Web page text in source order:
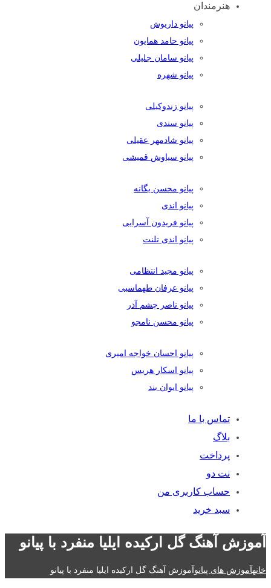
هنرمندان
پیانو داریوش
پیانو حامد همایون
پیانو سامان جلیلی
پیانو شهره
پیانو زندوکیلی
پیانو سندی
پیانو شادمهر عقیلی
پیانو سیاوش قمیشی
پیانو محسن یگانه
پیانو اندی
پیانو فریدون آسرایی
پیانو اندی تلنت
پیانو مجید انتظامی
پیانو عرفان طهماسبی
پیانو ناصر چشم آذر
پیانو محسن نامجو
پیانو احسان خواجه امیری
پیانو اسکار هریس
پیانو ایوان بند
تماس با ما
بلاگ
پرداخت
نت دو
حساب کاربری من
سبد خرید
آموزش آهنگ گل ارکیده ایلیا منفرد با پیانو
خانهآموزش های پیانوآموزش آهنگ گل ارکیده ایلیا منفرد با پیانو